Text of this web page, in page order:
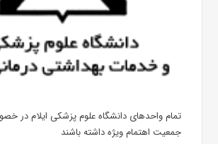
تمام واحدهای دانشگاه علوم پزشکی ایلام در
جمعیت اهتمام ویژه داشته باشند